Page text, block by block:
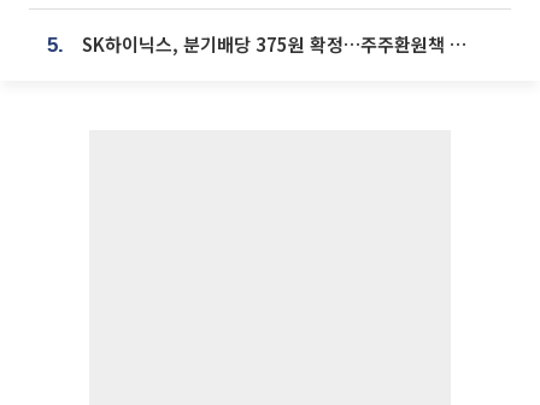
5. SK하이닉스, 분기배당 375원 확정…주주환원책 9월로 앞당겨 발표